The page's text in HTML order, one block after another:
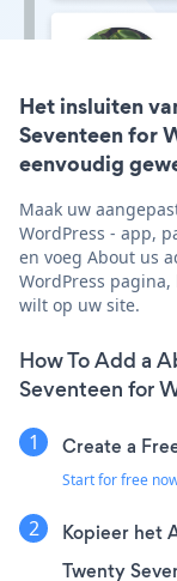
Het insluiten
Seventeen for
eenvoudig
Maak uw
WordPress - app,
en voeg About us
WordPress
wilt op uw site.
How To Add a
Seventeen for
Create a
Start for free
Kopieer het
Twenty